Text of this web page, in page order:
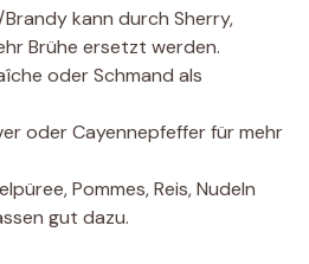
kann durch Sherry,
Brühe ersetzt werden.
oder Schmand als
oder Cayennepfeffer für mehr
Pommes, Reis, Nudeln
gut dazu.